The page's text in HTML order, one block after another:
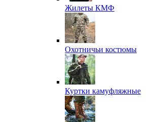
Жилеты КМФ
Охотничьи костюмы
Куртки камуфляжные